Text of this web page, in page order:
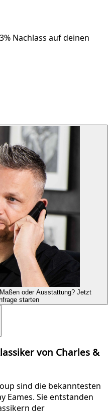
3% Nachlass auf deinen
oder Ausstattung? Jetzt
starten
von Charles &
sind die bekanntesten
Eames. Sie entstanden
der